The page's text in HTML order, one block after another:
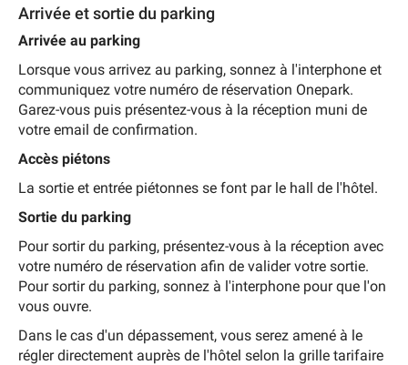
Arrivée et sortie du parking
Arrivée au parking
Lorsque vous arrivez au parking, sonnez à l'interphone et
communiquez votre numéro de réservation Onepark.
Garez-vous puis présentez-vous à la réception muni de
votre email de confirmation.
Accès piétons
La sortie et entrée piétonnes se font par le hall de l'hôtel.
Sortie du parking
Pour sortir du parking, présentez-vous à la réception avec
votre numéro de réservation afin de valider votre sortie.
Pour sortir du parking, sonnez à l'interphone pour que l'on
vous ouvre.
Dans le cas d'un dépassement, vous serez amené à le
régler directement auprès de l'hôtel selon la grille tarifaire